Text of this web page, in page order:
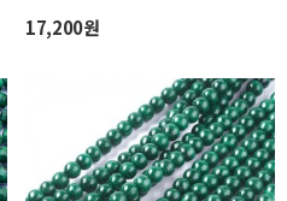
17,200원